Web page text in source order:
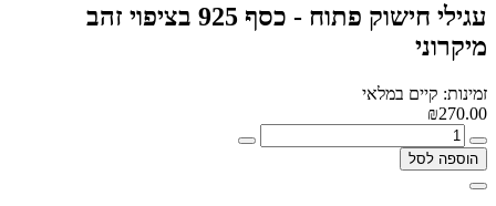
עגילי חישוק פתוח - כסף 925 בציפוי זהב
מיקרוני
זמינות: קיים במלאי
₪270.00
הוספה לסל